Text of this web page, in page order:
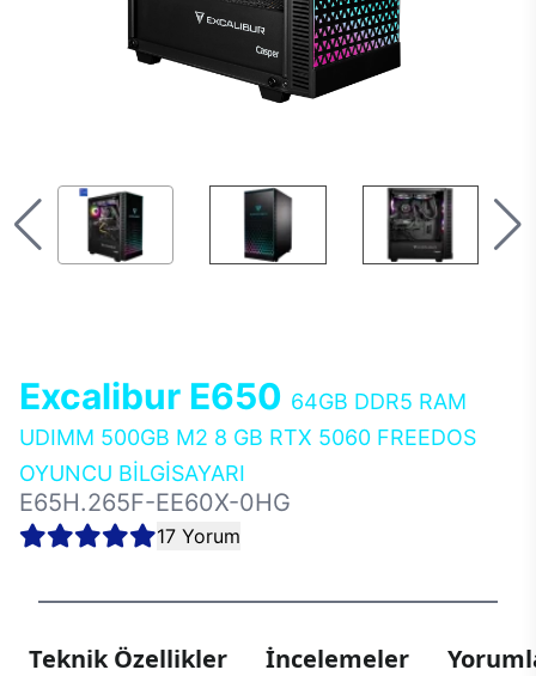
Excalibur E650 64GB DDR5 RAM
UDIMM 500GB M2 8 GB RTX 5060 FREEDOS
OYUNCU BİLGİSAYARI
E65H.265F-EE60X-0HG
17 Yorum
Teknik Özellikler İncelemeler